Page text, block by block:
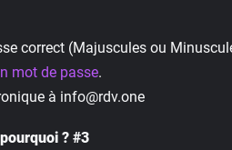
correct (Majuscules ou
mot de passe.
à info@rdv.one
? #3